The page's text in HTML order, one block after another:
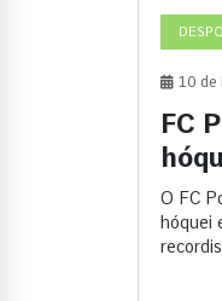
10 de
FC
O FC
hóquei